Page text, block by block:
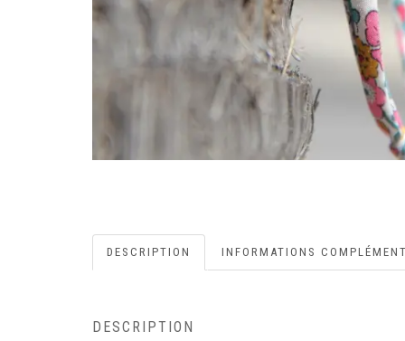
DESCRIPTION INFORMATIONS
DESCRIPTION